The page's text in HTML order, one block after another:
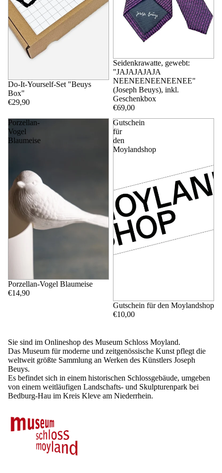
Do-It-Yourself-Set "Beuys
Box"
€29,90
Seidenkrawatte, gewebt:
"JAJAJAJAJA
NEENEENEENEENEE"
(Joseph Beuys), inkl.
Geschenkbox
€69,00
Porzellan-
Vogel
Blaumeise
Porzellan-Vogel Blaumeise
€14,90
Gutschein
für
den
Moylandshop
Gutschein für den Moylandshop
€10,00
Sie sind im Onlineshop des Museum Schloss Moyland.
Das Museum für moderne und zeitgenössische Kunst pflegt die
weltweit größte Sammlung an Werken des Künstlers Joseph
Beuys.
Es befindet sich in einem historischen Schlossgebäude, umgeben
von einem weitläufigen Landschafts- und Skulpturenpark bei
Bedburg-Hau im Kreis Kleve am Niederrhein.
Datenschutzerklärung
Impressum
Kontaktinformationen